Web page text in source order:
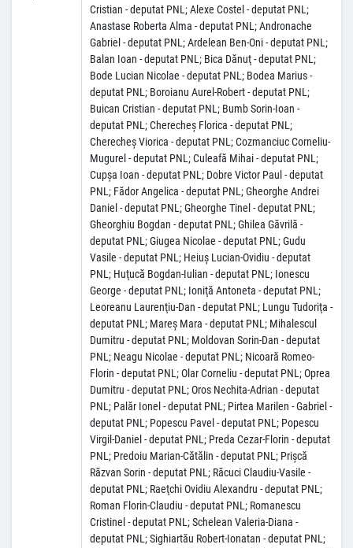
Cristian - deputat PNL; Alexe Costel - deputat PNL;
Anastase Roberta Alma - deputat PNL; Andronache
Gabriel - deputat PNL; Ardelean Ben-Oni - deputat PNL;
Balan Ioan - deputat PNL; Bica Dănuţ - deputat PNL;
Bode Lucian Nicolae - deputat PNL; Bodea Marius -
deputat PNL; Boroianu Aurel-Robert - deputat PNL;
Buican Cristian - deputat PNL; Bumb Sorin-Ioan -
deputat PNL; Cherecheş Florica - deputat PNL;
Cherecheş Viorica - deputat PNL; Cozmanciuc Corneliu-
Mugurel - deputat PNL; Culeafă Mihai - deputat PNL;
Cupşa Ioan - deputat PNL; Dobre Victor Paul - deputat
PNL; Fădor Angelica - deputat PNL; Gheorghe Andrei
Daniel - deputat PNL; Gheorghe Tinel - deputat PNL;
Gheorghiu Bogdan - deputat PNL; Ghilea Găvrilă -
deputat PNL; Giugea Nicolae - deputat PNL; Gudu
Vasile - deputat PNL; Heiuş Lucian-Ovidiu - deputat
PNL; Huţucă Bogdan-Iulian - deputat PNL; Ionescu
George - deputat PNL; Ioniţă Antoneta - deputat PNL;
Leoreanu Laurenţiu-Dan - deputat PNL; Lungu Tudoriţa -
deputat PNL; Mareş Mara - deputat PNL; Mihalescul
Dumitru - deputat PNL; Moldovan Sorin-Dan - deputat
PNL; Neagu Nicolae - deputat PNL; Nicoară Romeo-
Florin - deputat PNL; Olar Corneliu - deputat PNL; Oprea
Dumitru - deputat PNL; Oros Nechita-Adrian - deputat
PNL; Palăr Ionel - deputat PNL; Pirtea Marilen - Gabriel -
deputat PNL; Popescu Pavel - deputat PNL; Popescu
Virgil-Daniel - deputat PNL; Preda Cezar-Florin - deputat
PNL; Predoiu Marian-Cătălin - deputat PNL; Prişcă
Răzvan Sorin - deputat PNL; Răcuci Claudiu-Vasile -
deputat PNL; Raeţchi Ovidiu Alexandru - deputat PNL;
Roman Florin-Claudiu - deputat PNL; Romanescu
Cristinel - deputat PNL; Schelean Valeria-Diana -
deputat PNL; Sighiartău Robert-Ionatan - deputat PNL;